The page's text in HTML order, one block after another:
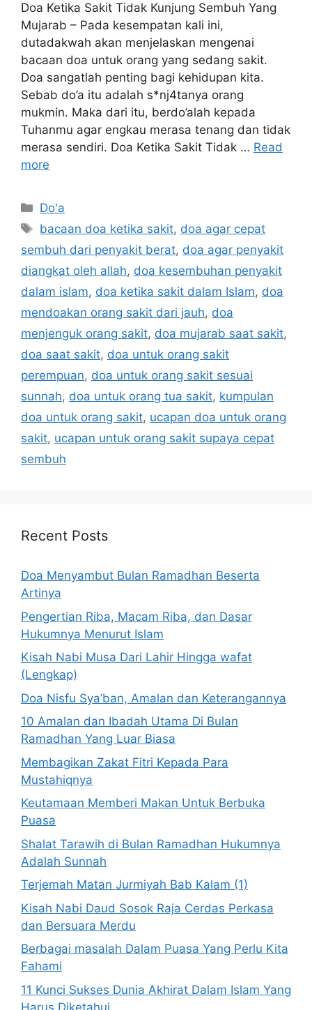
Doa Ketika Sakit Tidak Kunjung Sembuh Yang
Mujarab – Pada kesempatan kali ini,
dutadakwah akan menjelaskan mengenai
bacaan doa untuk orang yang sedang sakit.
Doa sangatlah penting bagi kehidupan kita.
Sebab do’a itu adalah s*nj4tanya orang
mukmin. Maka dari itu, berdo’alah kepada
Tuhanmu agar engkau merasa tenang dan tidak
merasa sendiri. Doa Ketika Sakit Tidak … Read
more
Categories
Do'a
Tags
bacaan doa ketika sakit, doa agar cepat
sembuh dari penyakit berat, doa agar penyakit
diangkat oleh allah, doa kesembuhan penyakit
dalam islam, doa ketika sakit dalam Islam, doa
mendoakan orang sakit dari jauh, doa
menjenguk orang sakit, doa mujarab saat sakit,
doa saat sakit, doa untuk orang sakit
perempuan, doa untuk orang sakit sesuai
sunnah, doa untuk orang tua sakit, kumpulan
doa untuk orang sakit, ucapan doa untuk orang
sakit, ucapan untuk orang sakit supaya cepat
sembuh
Recent Posts
Doa Menyambut Bulan Ramadhan Beserta
Artinya
Pengertian Riba, Macam Riba, dan Dasar
Hukumnya Menurut Islam
Kisah Nabi Musa Dari Lahir Hingga wafat
(Lengkap)
Doa Nisfu Sya’ban, Amalan dan Keterangannya
10 Amalan dan Ibadah Utama Di Bulan
Ramadhan Yang Luar Biasa
Membagikan Zakat Fitri Kepada Para
Mustahiqnya
Keutamaan Memberi Makan Untuk Berbuka
Puasa
Shalat Tarawih di Bulan Ramadhan Hukumnya
Adalah Sunnah
Terjemah Matan Jurmiyah Bab Kalam (1)
Kisah Nabi Daud Sosok Raja Cerdas Perkasa
dan Bersuara Merdu
Berbagai masalah Dalam Puasa Yang Perlu Kita
Fahami
11 Kunci Sukses Dunia Akhirat Dalam Islam Yang
Harus Diketahui